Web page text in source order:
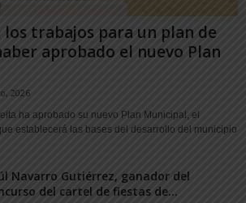
trabajos para un plan de
aprobado el nuevo Plan
2026
ha aprobado su nuevo Plan Municipal, el
establecerá las bases del desarrollo del municipio
Navarro Gutiérrez, ganador del
del cartel de fiestas de...